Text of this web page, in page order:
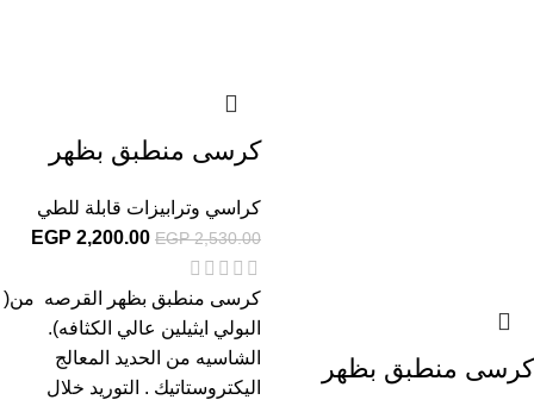
كرسى منطبق بظهر
كرسى منطبق بظهر
كراسي وترابيزات قابلة للطي
EGP2,530.00
EGP 2,200.00
كرسى منطبق بظهر القرصه من(
البولي ايثيلين عالي الكثافه).
الشاسيه من الحديد المعالج
اليكتروستاتيك . التوريد خلال